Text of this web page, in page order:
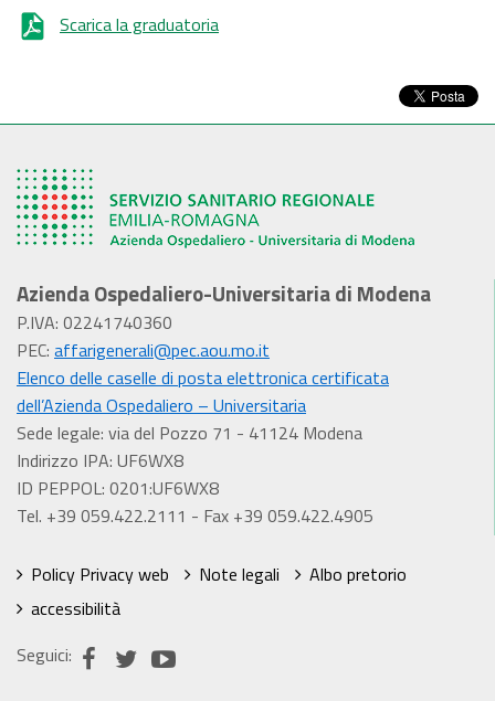
Scarica la graduatoria
Azienda Ospedaliero-Universitaria di Modena
P.IVA: 02241740360
PEC: affarigenerali@pec.aou.mo.it
Elenco delle caselle di posta elettronica certificata
dell’Azienda Ospedaliero – Universitaria
Sede legale: via del Pozzo 71 - 41124 Modena
Indirizzo IPA: UF6WX8
ID PEPPOL: 0201:UF6WX8
Tel. +39 059.422.2111 - Fax +39 059.422.4905
Policy Privacy web Note legali
Albo pretorio
accessibilità
Seguici: